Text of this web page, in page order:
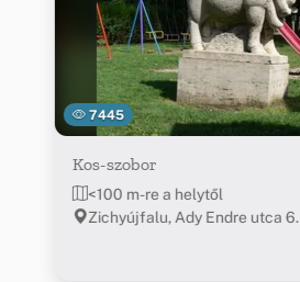
7445
Kos-szobor
<100 m-re a helytől
Zichyújfalu, Ady Endre utca 6.